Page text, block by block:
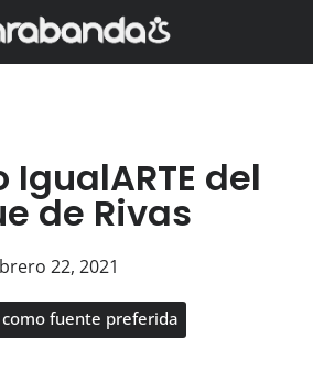
IgualARTE del
de Rivas
22, 2021
fuente preferida